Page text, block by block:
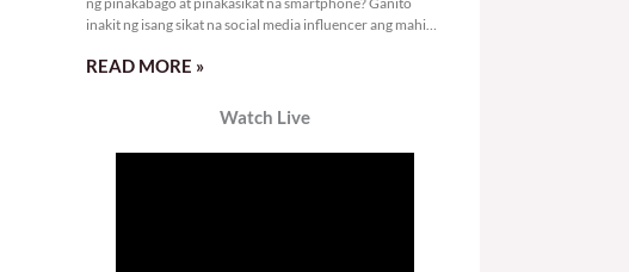
inakit ng isang sikat na social media influencer ang mahigit
READ MORE »
Watch Live